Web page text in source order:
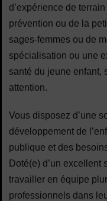
d’expérience de
prévention ou de la
sages-femmes ou de
spécialisation ou une
santé du jeune enfant,
attention.
Vous disposez d’une
développement de
publique et des
Doté(e) d’un
travailler en équipe
professionnels dans